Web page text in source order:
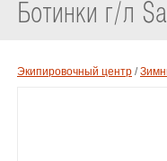
Ботинки г/л
Экипировочный центр /